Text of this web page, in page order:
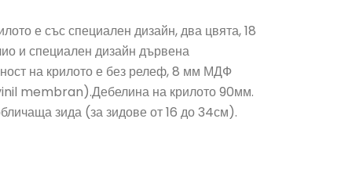
е със специален дизайн, два цвята, 18
и специален дизайн дървена
на крилото е без релеф, 8 мм МДФ
membran).Дебелина на крилото 90мм.
зида (за зидове от 16 до 34см).